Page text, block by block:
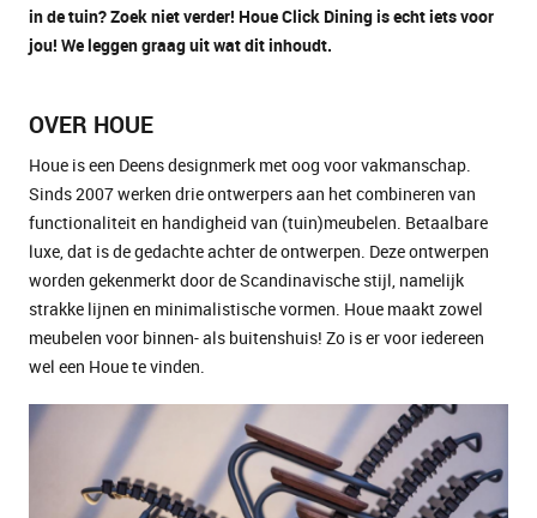
in de tuin? Zoek niet verder! Houe Click Dining is echt iets voor
jou! We leggen graag uit wat dit inhoudt.
OVER HOUE
Houe is een Deens designmerk met oog voor vakmanschap.
Sinds 2007 werken drie ontwerpers aan het combineren van
functionaliteit en handigheid van (tuin)meubelen. Betaalbare
luxe, dat is de gedachte achter de ontwerpen. Deze ontwerpen
worden gekenmerkt door de Scandinavische stijl, namelijk
strakke lijnen en minimalistische vormen. Houe maakt zowel
meubelen voor binnen- als buitenshuis! Zo is er voor iedereen
wel een Houe te vinden.